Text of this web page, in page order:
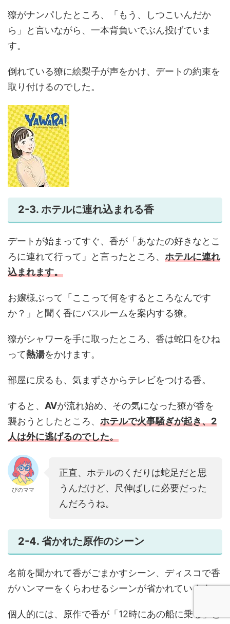
獠がナンパしたところ、「もう、しつこいんだか
ら」と言いながら、一本背負いでぶん投げていま
す。
倒れている獠に絵梨子が声をかけ、デートの約束を
取り付けるのでした。
2-3. ホテルに連れ込まれる香
デートが始まってすぐ、香が「あなたの好きなとこ
ろに連れて行って」と言ったところ、 ホテルに連れ
込まれます。
お嬢様ぶって「ここって何をするところなんです
か？」と聞く香にバスルームを案内する獠。
獠がシャワーを手に取ったところ、香は蛇口をひね
って熱湯をかけます。
部屋に戻るも、気まずさからテレビをつける香。
すると、 AVが流れ始め、その気になった獠が香を
襲おうとしたところ、 ホテルで火事騒ぎが起き、2
人は外に逃げるのでした。
ぴのママ
正直、ホテルのくだりは蛇足だと思
うんだけど、尺伸ばしに必要だった
んだろうね。
2-4. 省かれた原作のシーン
名前を聞かれて香がごまかすシーン、ディスコで香
がハンマーをくらわせるシーンが省かれています。
個人的には、原作で香が「12時にあの船に乗る」と